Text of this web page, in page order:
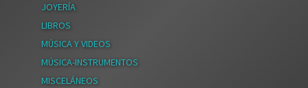
JOYERÍA
LIBROS
MÚSICA Y VIDEOS
MÚSICA-INSTRUMENTOS
MISCELÁNEOS